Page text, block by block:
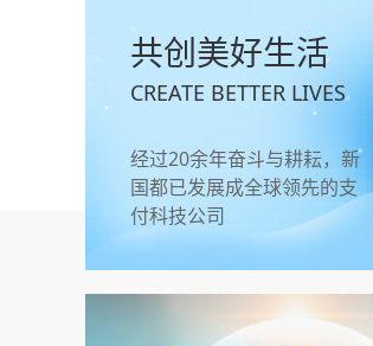
共创美好生活
CREATE BETTER LIVES
经过20余年奋斗与耕耘，新
国都已发展成全球领先的支
付科技公司